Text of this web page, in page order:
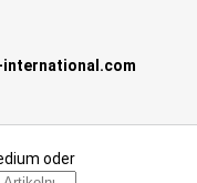
oder